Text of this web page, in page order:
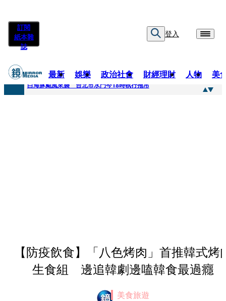
訂閱
紙本雜
誌
登入
最新 娛樂 政治社會 財經理財 人物 美
快訊
白海豚颱風來襲 台北市水門今18時執行拖吊
【防疫飲食】「八色烤肉」首推韓式烤
生食組 邊追韓劇邊嗑韓食最過癮
美食旅遊